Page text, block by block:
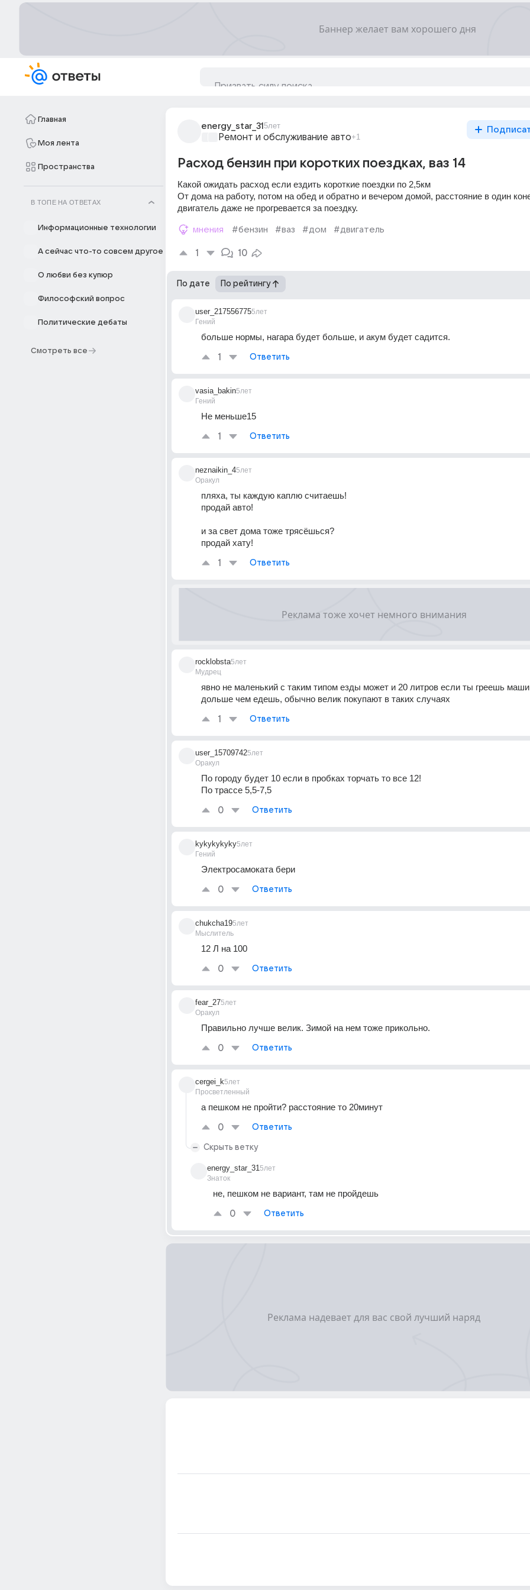
Главная
Моя лента
Пространства
В ТОПЕ НА ОТВЕТАХ
Информационные технологии
А сейчас что-то совсем другое
О любви без купюр
Философский вопрос
Политические дебаты
Смотреть все
energy_star_31 5лет
Ремонт и обслуживание авто+1
Расход бензин при коротких поездках, ваз 14
Какой ожидать расход если ездить короткие поездки по 2,5км
От дома на работу, потом на обед и обратно и вечером домой, расстояние в один
двигатель даже не прогревается за поездку.
мнения #бензин #ваз #дом #двигатель
1 10
По дате По рейтингу
user_217556775
Гений
5лет
больше нормы, нагара будет больше, и акум будет садится.
1 Ответить
vasia_bakin
Гений
5лет
Не меньше15
1 Ответить
neznaikin_4
Оракул
5лет
пляха, ты каждую каплю считаешь!
продай авто!
и за свет дома тоже трясёшься?
продай хату!
1 Ответить
rocklobsta
Мудрец
5лет
явно не маленький с таким типом езды может и 20 литров если ты греешь
дольше чем едешь, обычно велик покупают в таких случаях
1 Ответить
user_15709742
Оракул
5лет
По городу будет 10 если в пробках торчать то все 12!
По трассе 5,5-7,5
0 Ответить
kykykykyky
Гений
5лет
Электросамоката бери
0 Ответить
chukcha19
Мыслитель
5лет
12 Л на 100
0 Ответить
fear_27
Оракул
5лет
Правильно лучше велик. Зимой на нем тоже прикольно.
0 Ответить
cergei_k
Просветленный
5лет
а пешком не пройти? расстояние то 20минут
0 Ответить
Скрыть ветку
energy_star_31
Знаток
5лет
не, пешком не вариант, там не пройдешь
0 Ответить